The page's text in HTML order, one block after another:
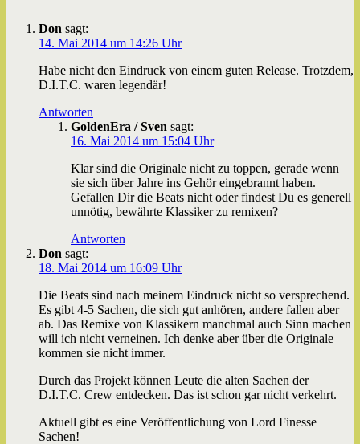
Don sagt:
14. Mai 2014 um 14:26 Uhr
Habe nicht den Eindruck von einem guten Release. Trotzdem,
D.I.T.C. waren legendär!
Antworten
GoldenEra / Sven sagt:
16. Mai 2014 um 15:04 Uhr
Klar sind die Originale nicht zu toppen, gerade wenn
sie sich über Jahre ins Gehör eingebrannt haben.
Gefallen Dir die Beats nicht oder findest Du es generell
unnötig, bewährte Klassiker zu remixen?
Antworten
Don sagt:
18. Mai 2014 um 16:09 Uhr
Die Beats sind nach meinem Eindruck nicht so versprechend.
Es gibt 4-5 Sachen, die sich gut anhören, andere fallen aber
ab. Das Remixe von Klassikern manchmal auch Sinn machen
will ich nicht verneinen. Ich denke aber über die Originale
kommen sie nicht immer.
Durch das Projekt können Leute die alten Sachen der
D.I.T.C. Crew entdecken. Das ist schon gar nicht verkehrt.
Aktuell gibt es eine Veröffentlichung von Lord Finesse
Sachen!